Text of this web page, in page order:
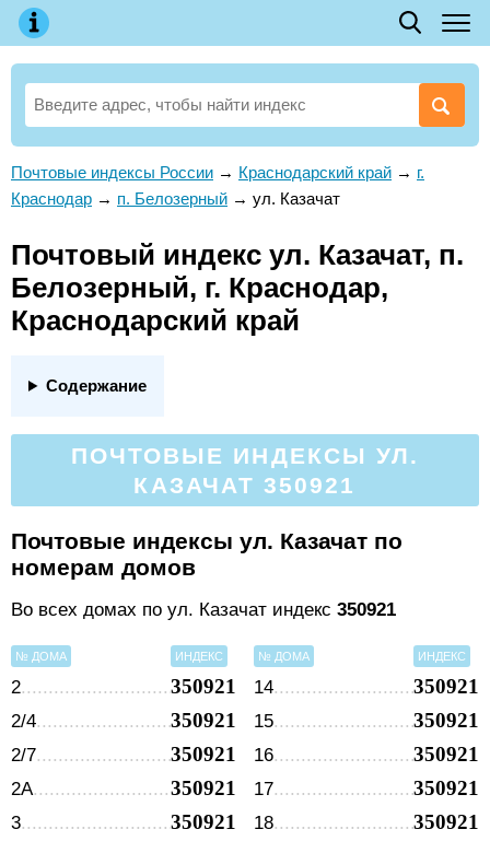
Почтовые индексы России → Краснодарский край → г.
Краснодар → п. Белозерный → ул. Казачат
Почтовый индекс ул. Казачат, п.
Белозерный, г. Краснодар,
Краснодарский край
Содержание
ПОЧТОВЫЕ ИНДЕКСЫ УЛ.
КАЗАЧАТ 350921
Почтовые индексы ул. Казачат по
номерам домов
Во всех домах по ул. Казачат индекс 350921
№ ДОМА ИНДЕКС
2 350921
2/4 350921
2/7 350921
2А 350921
3 350921
№ ДОМА ИНДЕКС
14 350921
15 350921
16 350921
17 350921
18 350921